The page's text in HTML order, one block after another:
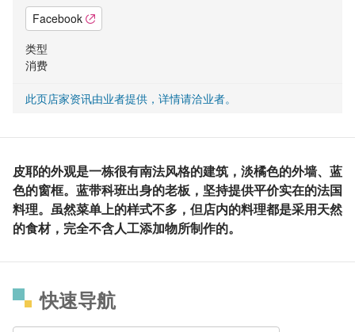
Facebook
类型
消费
此页店家资讯由业者提供，详情请洽业者。
皮耶的外观是一栋很有南法风格的建筑，淡橘色的外墙、蓝
色的窗框。蓝带科班出身的老板，坚持提供平价实在的法国
料理。虽然菜单上的样式不多，但店内的料理都是采用天然
的食材，完全不含人工添加物所制作的。
快速导航